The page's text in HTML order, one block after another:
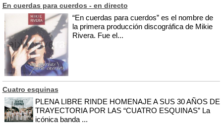
En cuerdas para cuerdos - en directo
“En cuerdas para cuerdos” es el nombre de
la primera producción discográfica de Mikie
Rivera. Fue el...
Cuatro esquinas
PLENA LIBRE RINDE HOMENAJE A SUS 30 AÑOS DE
TRAYECTORIA POR LAS “CUATRO ESQUINAS” La
icónica banda ...